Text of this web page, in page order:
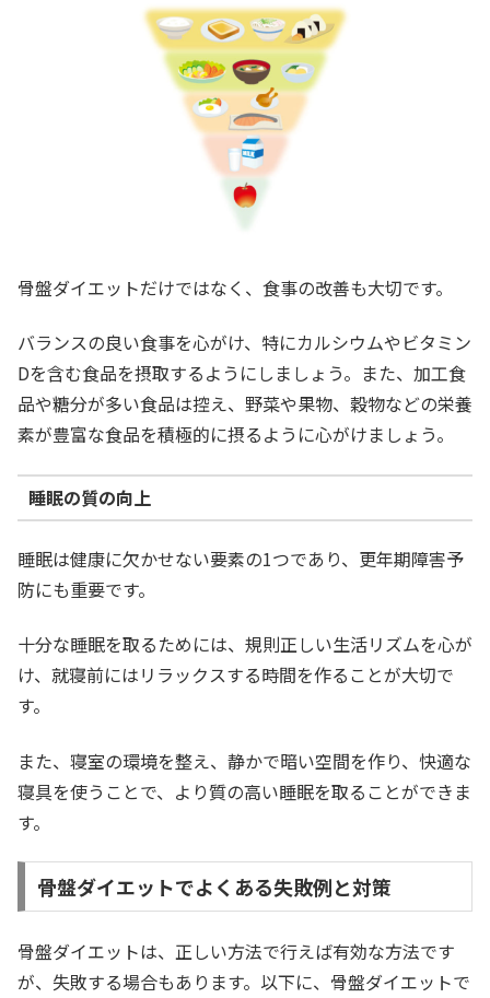
骨盤ダイエットだけではなく、食事の改善も大切です。
バランスの良い食事を心がけ、特にカルシウムやビタミン
Dを含む食品を摂取するようにしましょう。また、加工食
品や糖分が多い食品は控え、野菜や果物、穀物などの栄養
素が豊富な食品を積極的に摂るように心がけましょう。
睡眠の質の向上
睡眠は健康に欠かせない要素の1つであり、更年期障害予
防にも重要です。
十分な睡眠を取るためには、規則正しい生活リズムを心が
け、就寝前にはリラックスする時間を作ることが大切で
す。
また、寝室の環境を整え、静かで暗い空間を作り、快適な
寝具を使うことで、より質の高い睡眠を取ることができま
す。
骨盤ダイエットでよくある失敗例と対策
骨盤ダイエットは、正しい方法で行えば有効な方法です
が、失敗する場合もあります。以下に、骨盤ダイエットで